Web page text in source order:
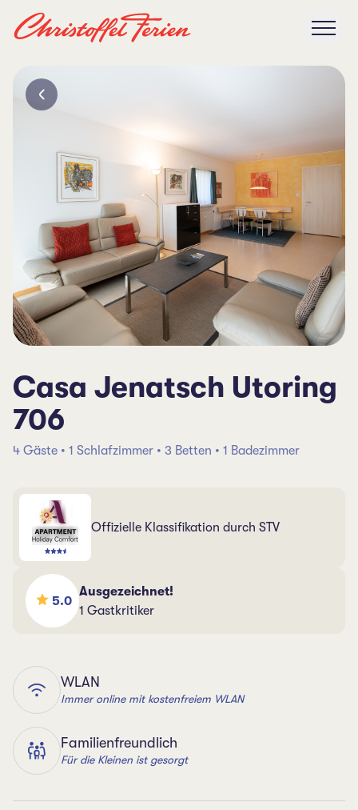
Casa Jenatsch Utoring
706
4 Gäste • 1 Schlafzimmer • 3 Betten • 1 Badezimmer
Offizielle Klassifikation durch STV
5.0
Ausgezeichnet!
1 Gastkritiker
WLAN
Immer online mit kostenfreiem WLAN
Familienfreundlich
Für die Kleinen ist gesorgt